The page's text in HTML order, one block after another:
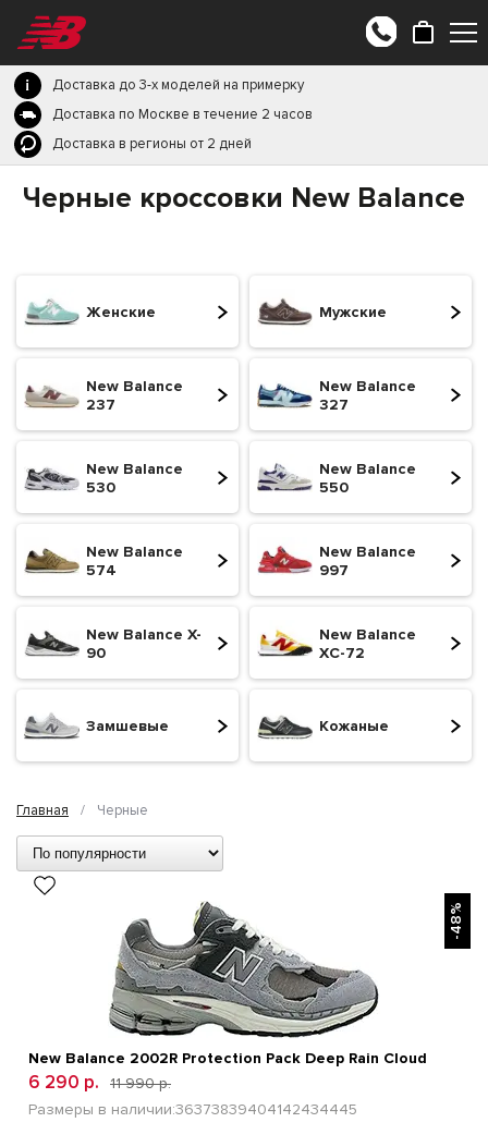
Доставка до 3-х моделей на примерку
Доставка по Москве в течение 2 часов
Доставка в регионы от 2 дней
Черные кроссовки New Balance
Женские Мужские
New Balance
237
New Balance
327
New Balance
530
New Balance
550
New Balance
574
New Balance
997
New Balance X-
90
New Balance
XC-72
Замшевые Кожаные
Главная / Черные
-48%
New Balance 2002R Protection Pack Deep Rain Cloud
6 290 р.
11 990 р.
Размеры в наличии:36373839404142434445